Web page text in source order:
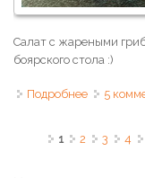
Салат с жареными
боярского стола :)
Подробнее о Салат
5
Страницы
1 2 3 4